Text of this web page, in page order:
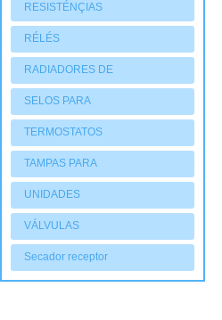
RESISTÉNÇIAS
RÉLÉS
RADIADORES DE
AQUECIMENTO
SELOS PARA
COMPRESSORES
TERMOSTATOS
TAMPAS PARA
COMPRESSORES
UNIDADES
CONDENSADORAS
VÁLVULAS
Secador receptor